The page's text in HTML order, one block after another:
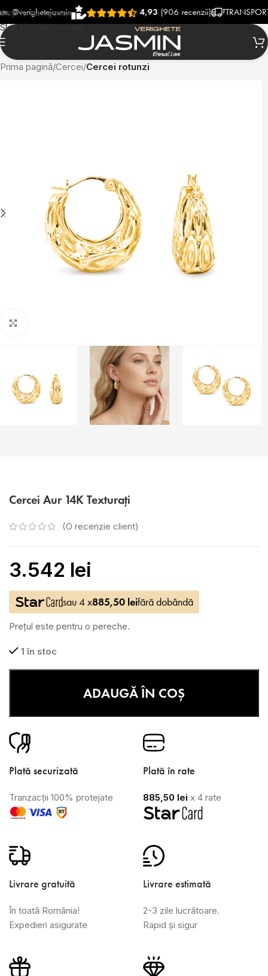
Skip to navigation
Skip to main content
4,93(906 recenzii) TRANSPORT
Prima pagină Cercei Cercei rotunzi
Cercei Aur 14K Texturați
(O recenzie client)
3.542 lei
sau 4 x885,50 leifără dobândă
Prețul este pentru o pereche.
1 în stoc
ADAUGĂ ÎN COȘ
Plată securizată
Tranzacții 100% protejate
Plată în rate
885,50 lei x 4 rate
Livrare gratuită
În toată România!
Expedieri asigurate
Livrare estimată
2-3 zile lucrătoare.
Rapid și sigur